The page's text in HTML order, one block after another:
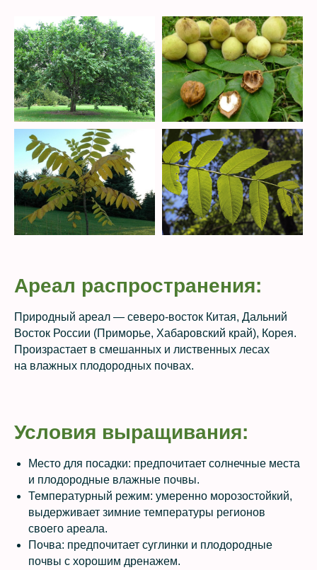
Ареал распространения:
Природный ареал — северо-восток Китая, Дальний
Восток России (Приморье, Хабаровский край), Корея.
Произрастает в смешанных и лиственных лесах
на влажных плодородных почвах.
Условия выращивания:
Место для посадки: предпочитает солнечные места
и плодородные влажные почвы.
Температурный режим: умеренно морозостойкий,
выдерживает зимние температуры регионов
своего ареала.
Почва: предпочитает суглинки и плодородные
почвы с хорошим дренажем.